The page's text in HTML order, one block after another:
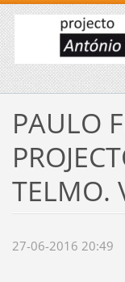
PAULO
TELMO.
27-06-2016 20:49